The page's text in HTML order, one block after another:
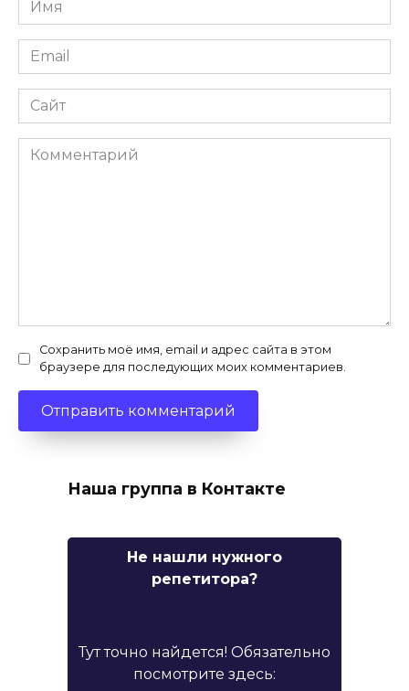
*
Email
*
Сайт
Комментарий
Сохранить моё имя, email и адрес сайта в этом
браузере для последующих моих комментариев.
Наша группа в Контакте
Не нашли нужного
репетитора?
Тут точно найдется! Обязательно
посмотрите здесь: